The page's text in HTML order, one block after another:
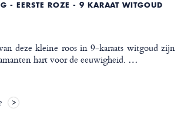
- EERSTE ROZE - 9 KARAAT WITGOUD
deze kleine roos in 9-karaats witgoud zijn
hart voor de eeuwigheid. …